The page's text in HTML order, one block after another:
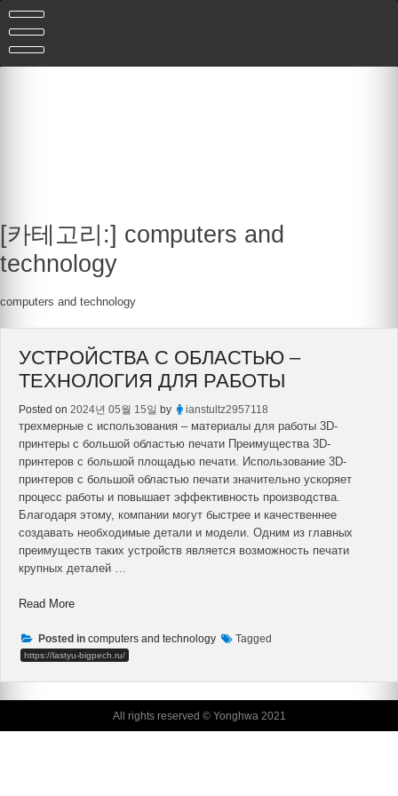
content
[카테고리:] computers and
technology
computers and technology
УСТРОЙСТВА С ОБЛАСТЬЮ –
ТЕХНОЛОГИЯ ДЛЯ РАБОТЫ
Posted on 2024년 05월 15일 by ianstultz2957118
трехмерные с использования – материалы для работы 3D-
принтеры с большой областью печати Преимущества 3D-
принтеров с большой площадью печати. Использование 3D-
принтеров с большой областью печати значительно ускоряет
процесс работы и повышает эффективность производства.
Благодаря этому, компании могут быстрее и качественнее
создавать необходимые детали и модели. Одним из главных
преимуществ таких устройств является возможность печати
крупных деталей …
Read More“устройства
областью
–
работы”
Posted in computers and technology Tagged
https://lastyu-bigpech.ru/
All rights reserved © Yonghwa 2021